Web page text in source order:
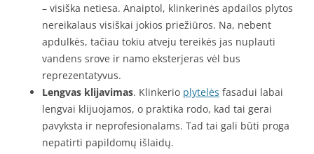
– visiška netiesa. Anaiptol, klinkerinės apdailos plytos
nereikalaus visiškai jokios priežiūros. Na, nebent
apdulkės, tačiau tokiu atveju tereikės jas nuplauti
vandens srove ir namo eksterjeras vėl bus
reprezentatyvus.
Lengvas klijavimas. Klinkerio plytelės fasadui labai
lengvai klijuojamos, o praktika rodo, kad tai gerai
pavyksta ir neprofesionalams. Tad tai gali būti proga
nepatirti papildomų išlaidų.